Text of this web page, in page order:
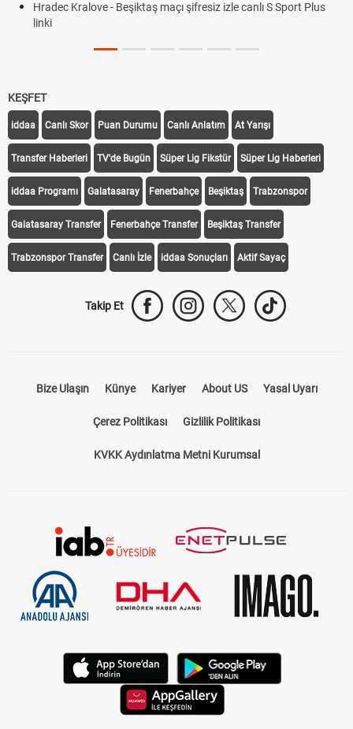
Hradec Kralove - Beşiktaş maçı şifresiz izle canlı S Sport Plus
linki
KEŞFET
iddaa Canlı Skor Puan Durumu Canlı Anlatım At Yarışı
Transfer Haberleri TV'de Bugün Süper Lig Fikstür Süper Lig Haberleri
iddaa Programı Galatasaray Fenerbahçe Beşiktaş Trabzonspor
Galatasaray Transfer Fenerbahçe Transfer Beşiktaş Transfer
Trabzonspor Transfer Canlı İzle iddaa Sonuçları Aktif Sayaç
Takip Et
Bize Ulaşın Künye Kariyer About US Yasal Uyarı
Çerez Politikası Gizlilik Politikası
KVKK Aydınlatma Metni Kurumsal